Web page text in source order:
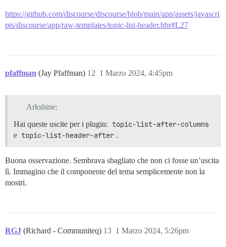
https://github.com/discourse/discourse/blob/main/app/assets/javascri
pts/discourse/app/raw-templates/topic-list-header.hbr#L27
pfaffman (Jay Pfaffman) 1 Marzo 2024, 4:45pm
12
Arkshine:
Hai queste uscite per i plugin: topic-list-after-columns
e topic-list-header-after .
Buona osservazione. Sembrava sbagliato che non ci fosse un’uscita
lì. Immagino che il componente del tema semplicemente non la
mostri.
RGJ (Richard - Communiteq) 1 Marzo 2024, 5:26pm
13